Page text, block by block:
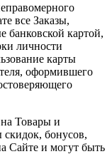
все Заказы,
банковской картой,
личности
карты
оформившего
Товары и
бонусов,
Сайте и могут быть